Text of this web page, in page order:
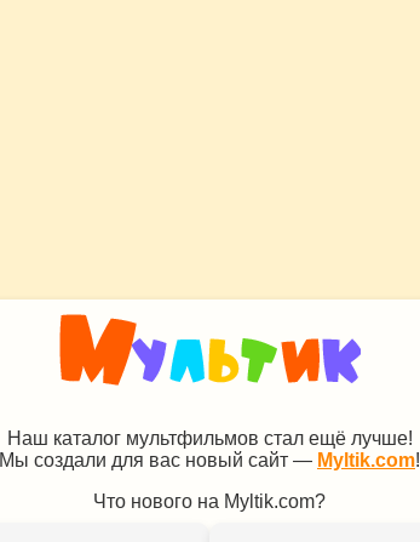
Наш каталог мультфильмов стал ещё лучше!
Мы создали для вас новый сайт — Myltik.com!
Что нового на Myltik.com?